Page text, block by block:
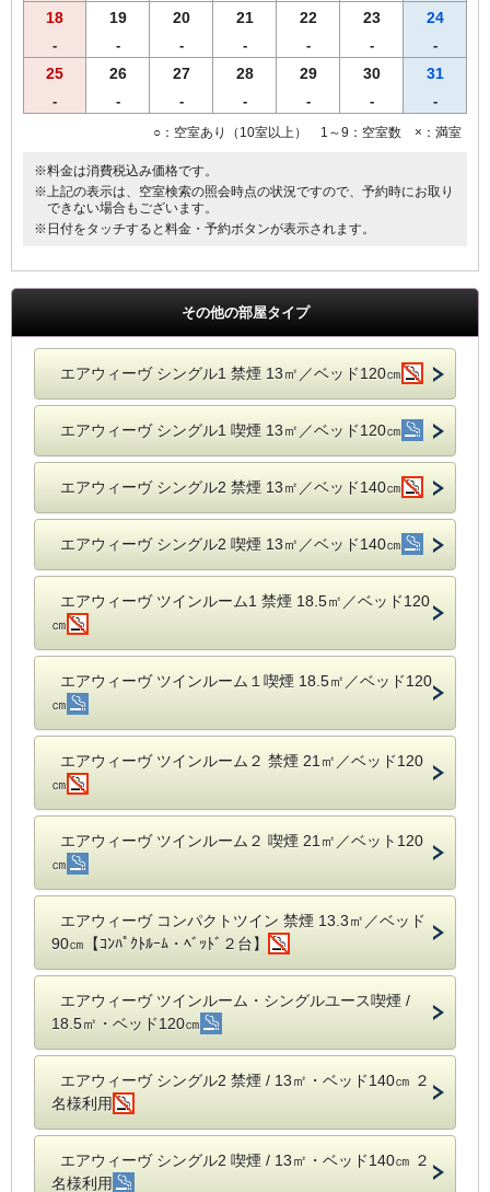
18
-
19
-
20
-
21
-
22
-
23
-
24
-
25
-
26
-
27
-
28
-
29
-
30
-
31
-
○：空室あり（10室以上） 1～9：空室数 ×：満室
※料金は消費税込み価格です。
※上記の表示は、空室検索の照会時点の状況ですので、予約時にお取り
できない場合もございます。
※日付をタッチすると料金・予約ボタンが表示されます。
その他の部屋タイプ
エアウィーヴ シングル1 禁煙 13㎡／ベッド120㎝
エアウィーヴ シングル1 喫煙 13㎡／ベッド120㎝
エアウィーヴ シングル2 禁煙 13㎡／ベッド140㎝
エアウィーヴ シングル2 喫煙 13㎡／ベッド140㎝
エアウィーヴ ツインルーム1 禁煙 18.5㎡／ベッド120
㎝
エアウィーヴ ツインルーム１喫煙 18.5㎡／ベッド120
㎝
エアウィーヴ ツインルーム２ 禁煙 21㎡／ベッド120
㎝
エアウィーヴ ツインルーム２ 喫煙 21㎡／ベット120
㎝
エアウィーヴ コンパクトツイン 禁煙 13.3㎡／ベッド
90㎝【ｺﾝﾊﾟｸﾄﾙｰﾑ・ﾍﾞｯﾄﾞ２台】
エアウィーヴ ツインルーム・シングルユース喫煙 /
18.5㎡・ベッド120㎝
エアウィーヴ シングル2 禁煙 / 13㎡・ベッド140㎝ ２
名様利用
エアウィーヴ シングル2 喫煙 / 13㎡・ベッド140㎝ ２
名様利用